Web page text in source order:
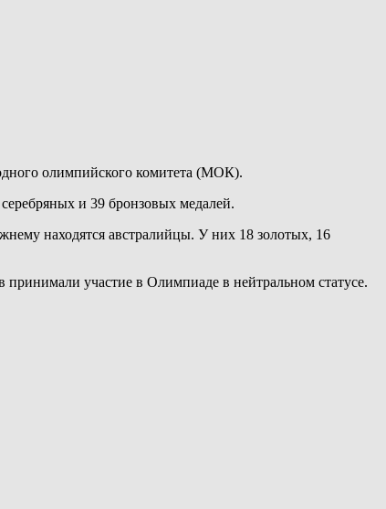
олимпийского комитета (МОК).
и 39 бронзовых медалей.
находятся австралийцы. У них 18 золотых, 16
участие в Олимпиаде в нейтральном статусе.